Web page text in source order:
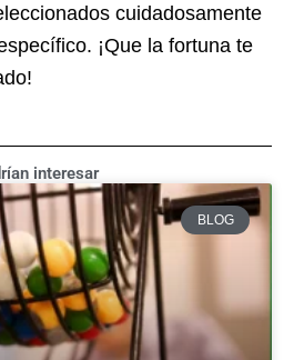
cuidadosamente
¡Que la fortuna te
interesar
BLOG